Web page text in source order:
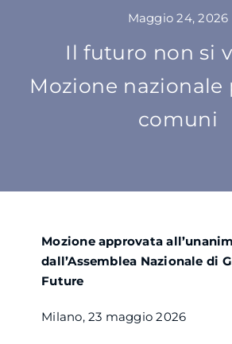
CLASS ACTION RAI
SU DI NOI
ATTIVITÀ
CONTATTI
Maggio 24, 2026
Il futuro non si
Mozione nazionale
comuni
Mozione approvata
dall’Assemblea Nazionale di
Future
Milano, 23 maggio 2026